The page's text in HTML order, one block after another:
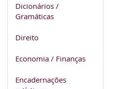
Dicionários /
Gramáticas
Direito
Economia / Finanças
Encadernações